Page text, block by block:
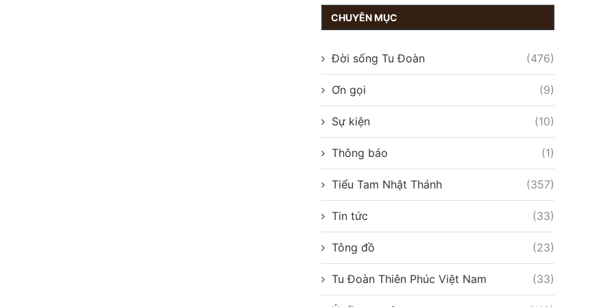
CHUYÊN MỤC
Đời sống Tu Đoàn (476)
Ơn gọi (9)
Sự kiện (10)
Thông báo (1)
Tiểu Tam Nhật Thánh (357)
Tin tức (33)
Tông đồ (23)
Tu Đoàn Thiên Phúc Việt Nam (33)